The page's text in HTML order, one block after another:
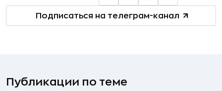
Подписаться на телеграм-канал
Публикации по теме